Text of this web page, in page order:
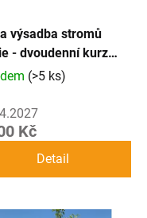
výsadba stromů
- dvoudenní kurz
zaměřený na
(>5 ks)
Kč
Detail